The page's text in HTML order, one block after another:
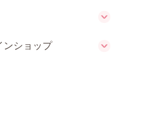
ンショップ